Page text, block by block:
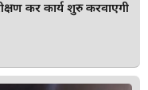
कर कार्य शुरु करवाएगी